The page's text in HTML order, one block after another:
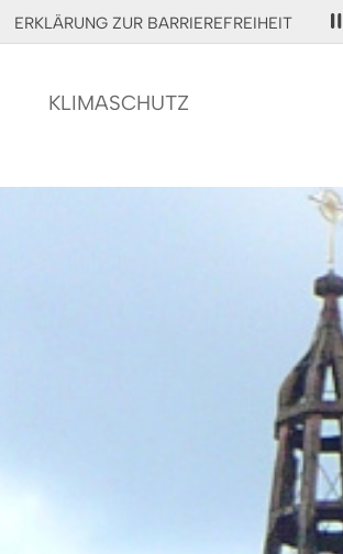
ERKLÄRUNG ZUR BARRIEREFREIHEIT
KLIMASCHUTZ